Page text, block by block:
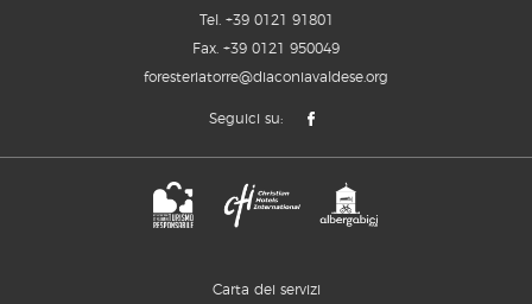
Tel. +39 0121 91801
Fax. +39 0121 950049
foresteriatorre@diaconiavaldese.org
Seguici su:
Carta dei servizi